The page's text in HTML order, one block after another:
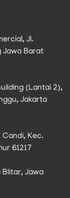
Jl.
Jawa Barat
(Lantai 2),
Jakarta
Candi, Kec.
61217
Blitar, Jawa